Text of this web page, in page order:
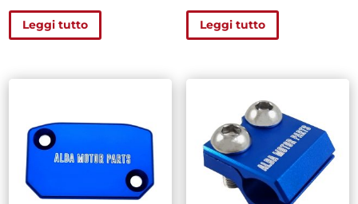
Leggi tutto Leggi tutto